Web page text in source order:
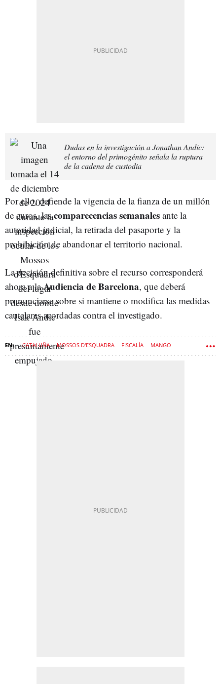
Dudas en la investigación a Jonathan Andic:
el entorno del primogénito señala la ruptura
de la cadena de custodia
Por ello, defiende la vigencia de la fianza de un millón
de euros, lascomparecencias semanales ante la
autoridad judicial, la retirada del pasaporte y la
prohibición de abandonar el territorio nacional.
La decisión definitiva sobre el recurso corresponderá
ahora a laAudiencia de Barcelona, que deberá
pronunciarse sobre si mantiene o modifica las medidas
cautelares acordadas contra el investigado.
CATALUÑA MOSSOS D'ESQUADRA FISCALÍA MANGO
ISAK ANDIC